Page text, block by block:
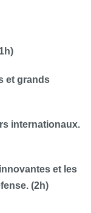
et grands
internationaux.
et les
(2h)